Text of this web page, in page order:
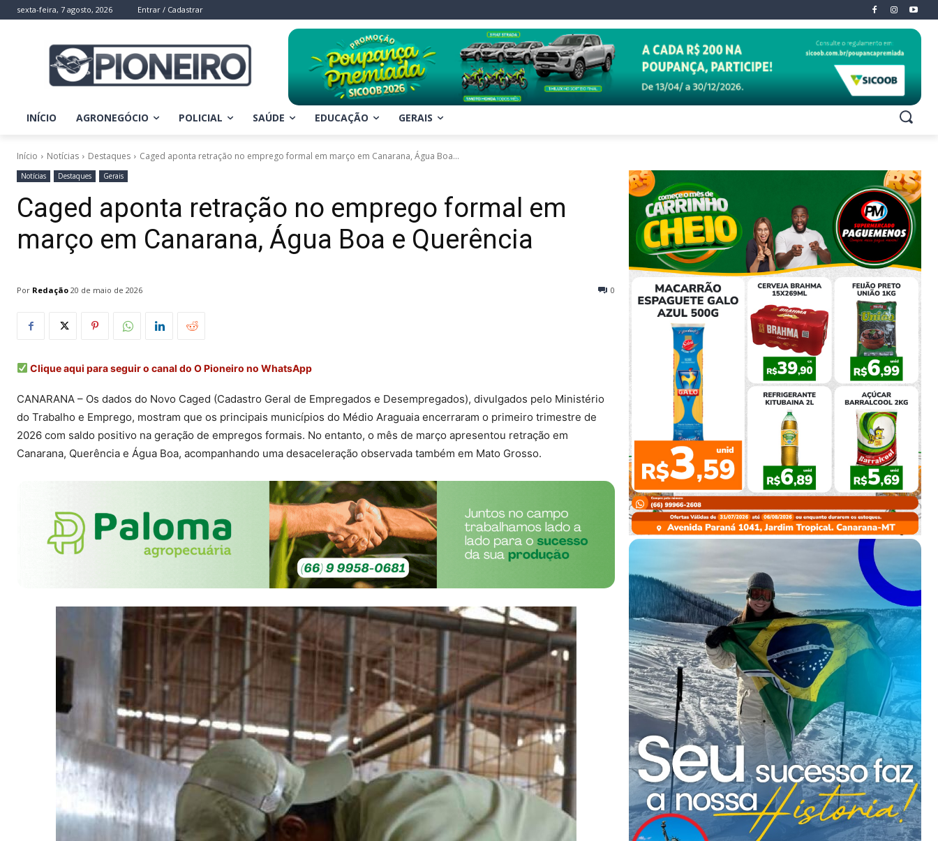
sexta-feira, 7 agosto, 2026 Entrar / Cadastrar
INÍCIO AGRONEGÓCIO POLICIAL SAÚDE EDUCAÇÃO GERAIS
Início Notícias Destaques Caged aponta retração no emprego formal em março em Canarana, Água Boa...
Notícias Destaques Gerais
Caged aponta retração no emprego formal em
março em Canarana, Água Boa e Querência
Por Redação 0
20 de maio de 2026
Clique aqui para seguir o canal do O Pioneiro no WhatsApp
CANARANA – Os dados do Novo Caged (Cadastro Geral de Empregados e Desempregados), divulgados pelo Ministério
do Trabalho e Emprego, mostram que os principais municípios do Médio Araguaia encerraram o primeiro trimestre de
2026 com saldo positivo na geração de empregos formais. No entanto, o mês de março apresentou retração em
Canarana, Querência e Água Boa, acompanhando uma desaceleração observada também em Mato Grosso.